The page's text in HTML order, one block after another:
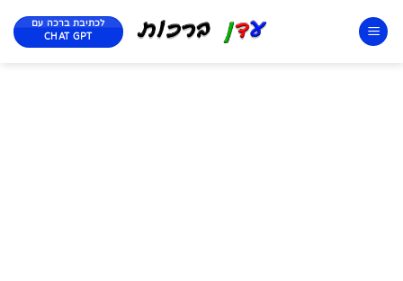
לכתיבת ברכה עם
CHAT GPT